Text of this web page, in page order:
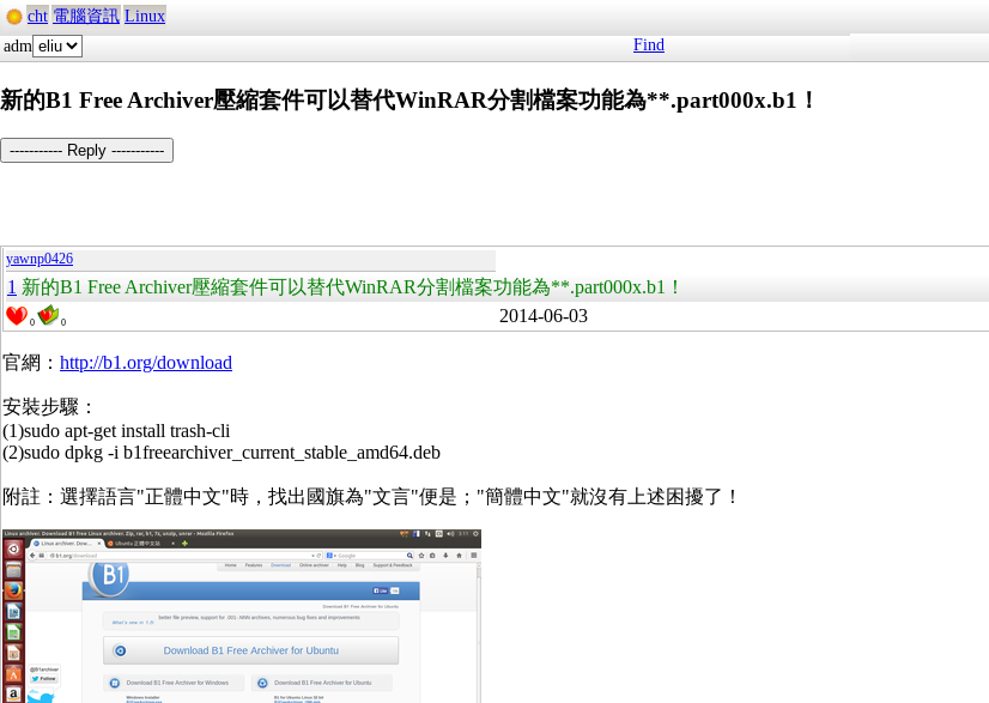
cht 電腦資訊 Linux
adm
Find
新的B1 Free Archiver壓縮套件可以替代WinRAR分割檔案功能為**.part000x.b1！
----------- Reply -----------
yawnp0426
1 新的B1 Free Archiver壓縮套件可以替代WinRAR分割檔案功能為**.part000x.b1！
0 0 2014-06-03
官網： http://b1.org/download
安裝步驟：
(1)sudo apt-get install trash-cli
(2)sudo dpkg -i b1freearchiver_current_stable_amd64.deb
附註：選擇語言"正體中文"時，找出國旗為"文言"便是；"簡體中文"就沒有上述困擾了！